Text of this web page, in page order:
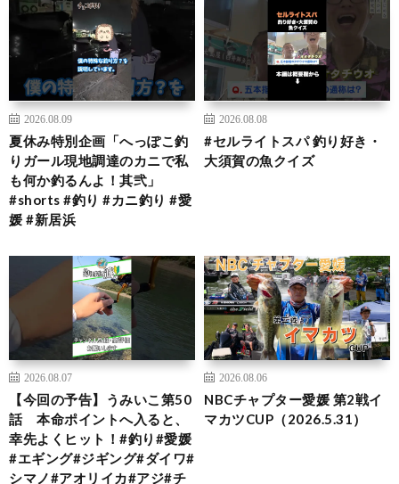
2026.08.09
夏休み特別企画「へっぽこ釣
りガール現地調達のカニで私
も何か釣るんよ！其弐」
#shorts #釣り #カニ釣り #愛
媛 #新居浜
2026.08.08
#セルライトスパ 釣り好き・
大須賀の魚クイズ
2026.08.07
【今回の予告】うみいこ第50
話 本命ポイントへ入ると、
幸先よくヒット！#釣り#愛媛
#エギング#ジギング#ダイワ#
シマノ#アオリイカ#アジ#チ
2026.08.06
NBCチャプター愛媛 第2戦イ
マカツCUP（2026.5.31）